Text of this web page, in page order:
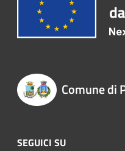
Comune di
SEGUICI SU